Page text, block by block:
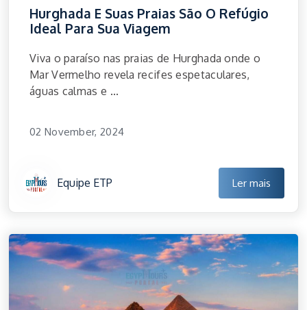
Hurghada E Suas Praias São O Refúgio
Ideal Para Sua Viagem
Viva o paraíso nas praias de Hurghada onde o
Mar Vermelho revela recifes espetaculares,
águas calmas e ...
02 November, 2024
Equipe ETP Ler mais